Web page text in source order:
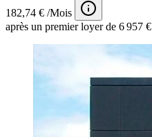
182,74 € /Mois
après un premier loyer de 6 957 €